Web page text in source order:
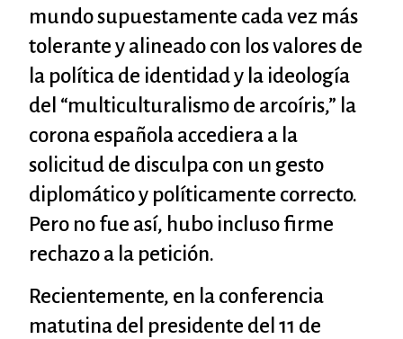
mundo supuestamente cada vez más
tolerante y alineado con los valores de
la política de identidad y la ideología
del “multiculturalismo de arcoíris,” la
corona española accediera a la
solicitud de disculpa con un gesto
diplomático y políticamente correcto.
Pero no fue así, hubo incluso firme
rechazo a la petición.
Recientemente, en la conferencia
matutina del presidente del 11 de